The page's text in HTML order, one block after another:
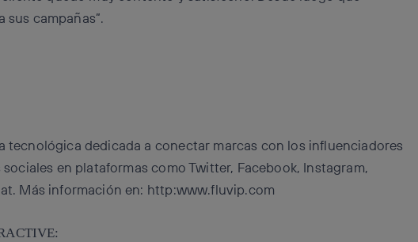
sus campañas”.
tecnológica dedicada a conectar marcas con los influenciadores
en plataformas como Twitter, Facebook, Instagram,
Más información en: http:www.fluvip.com